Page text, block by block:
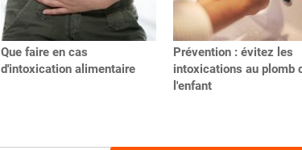
Que faire en cas
d'intoxication alimentaire
Prévention : évitez les
intoxications au plomb
l'enfant